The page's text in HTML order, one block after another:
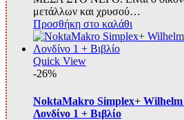
μετάλλων και χρυσού…
Προσθήκη στο καλάθι
Quick View
-26%
NoktaMakro Simplex+ Wilhelm
Λονδίνο 1 + Βιβλίο